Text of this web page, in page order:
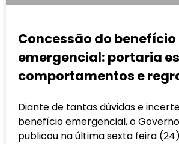
Concessão do benefício
emergencial: portaria
comportamentos e
Diante de tantas dúvidas e
benefício emergencial, o
publicou na última sexta feira